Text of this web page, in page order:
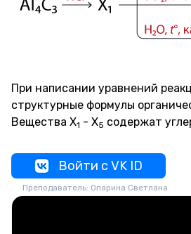
При написании уравнений
структурные формулы
Вещества X1 - X5 содержат
Войти с VK ID
Преподаватель: Опарина Светлана